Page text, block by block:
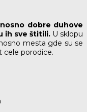
dobre duhove
ih sve štitili. U sklopu
mesta gde su se
cele porodice.